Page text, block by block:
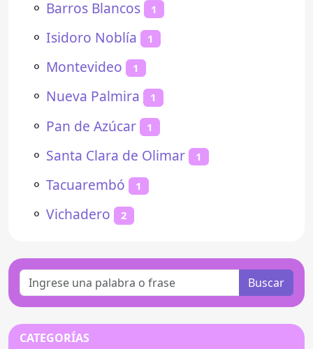
⚬ Barros Blancos 1
⚬ Isidoro Noblía 1
⚬ Montevideo 1
⚬ Nueva Palmira 1
⚬ Pan de Azúcar 1
⚬ Santa Clara de Olimar 1
⚬ Tacuarembó 1
⚬ Vichadero 2
Buscar
CATEGORÍAS